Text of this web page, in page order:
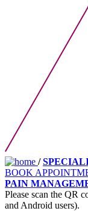
/
BOOK
PAIN
Please scan the QR
and Android users).